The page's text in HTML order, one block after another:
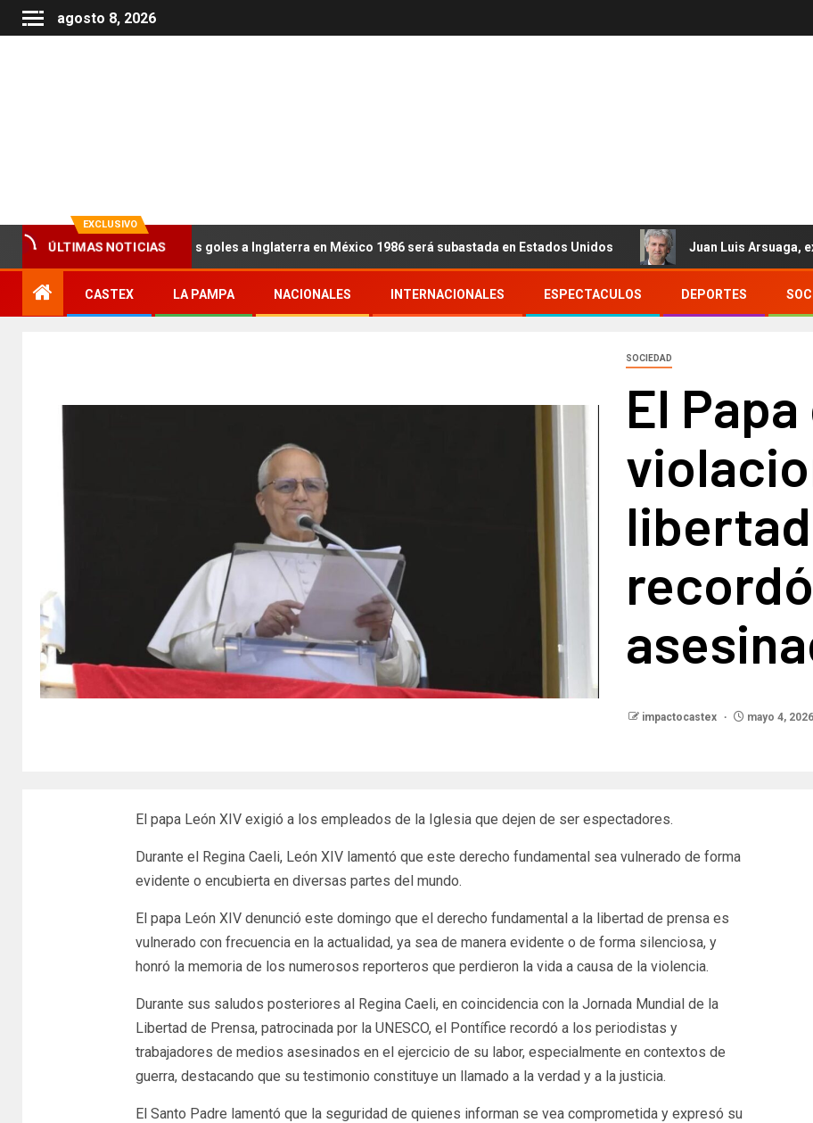
agosto 8, 2026
EXCLUSIVO
ÚLTIMAS NOTICIAS
que Maradona le hizo los goles a Inglaterra en México 1986 será subastada en Estados Unidos Juan Luis Arsuaga, experto
CASTEX LA PAMPA NACIONALES INTERNACIONALES ESPECTACULOS DEPORTES
SOCIEDAD
El
impactocastex mayo 4, 2026
El papa León XIV exigió a los empleados de la Iglesia que dejen de ser espectadores.
Durante el Regina Caeli, León XIV lamentó que este derecho fundamental sea vulnerado de forma
evidente o encubierta en diversas partes del mundo.
El papa León XIV denunció este domingo que el derecho fundamental a la libertad de prensa es
vulnerado con frecuencia en la actualidad, ya sea de manera evidente o de forma silenciosa, y
honró la memoria de los numerosos reporteros que perdieron la vida a causa de la violencia.
Durante sus saludos posteriores al Regina Caeli, en coincidencia con la Jornada Mundial de la
Libertad de Prensa, patrocinada por la UNESCO, el Pontífice recordó a los periodistas y
trabajadores de medios asesinados en el ejercicio de su labor, especialmente en contextos de
guerra, destacando que su testimonio constituye un llamado a la verdad y a la justicia.
El Santo Padre lamentó que la seguridad de quienes informan se vea comprometida y expresó su